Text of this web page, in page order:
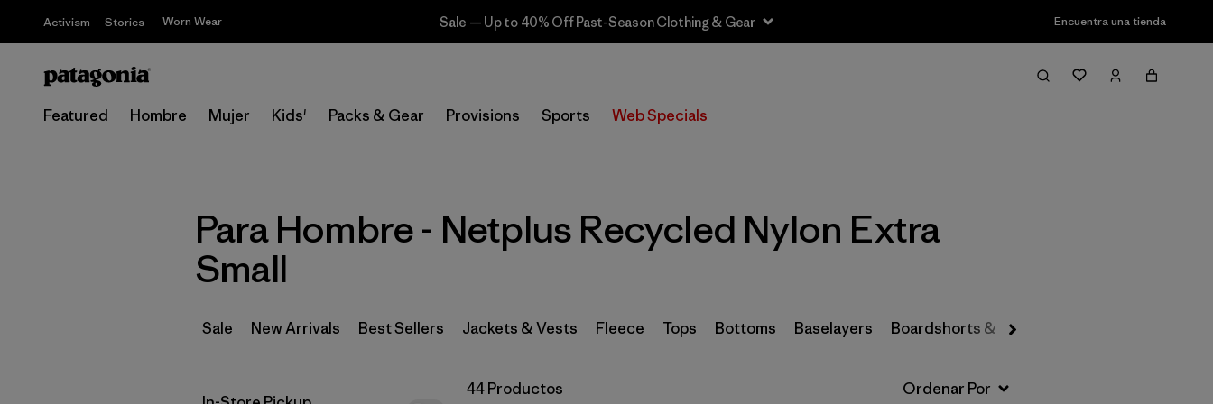
Activism Stories Worn Wear Sale — Up to 40% Off Past-Season Clothing & Gear Encuentra una tienda
Featured Hombre Mujer Kids' Packs & Gear Provisions Sports Web Specials
Filter & Sort
Selecciona una tienda
Para Hombre - Netplus Recycled Nylon Extra
Small
Sale New Arrivals Best Sellers Jackets & Vests Fleece Tops Bottoms Baselayers Boardshorts & Rashguards
44 Productos